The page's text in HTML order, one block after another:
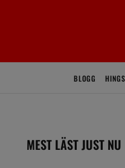
BLOGG
MEST LÄST JUST NU